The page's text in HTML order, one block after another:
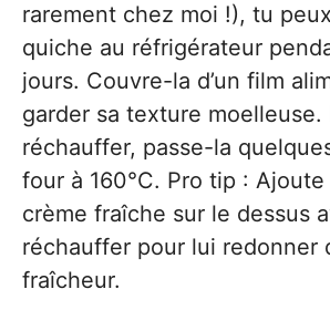
rarement chez moi !), tu
quiche au réfrigérateur
jours. Couvre-la d’un film
garder sa texture moelleuse.
réchauffer, passe-la
four à 160°C. Pro tip :
crème fraîche sur le dessus
réchauffer pour lui redonner
fraîcheur.